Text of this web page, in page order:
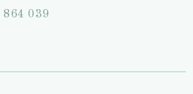
864 039